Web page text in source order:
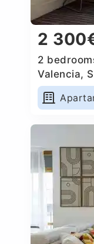
2
2
Valencia,